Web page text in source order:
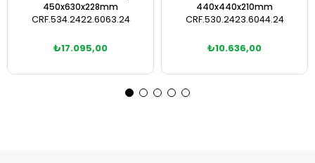
450x630x228mm
CRF.534.2422.6063.24
₺17.095,00
440x440x210mm
CRF.530.2423.6044.24
₺10.636,00